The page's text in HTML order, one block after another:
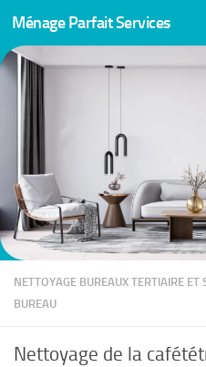
Skip to content
Ménage Parfait Services
NETTOYAGE BUREAUX TERTIAIRE ET
BUREAU
Nettoyage de la